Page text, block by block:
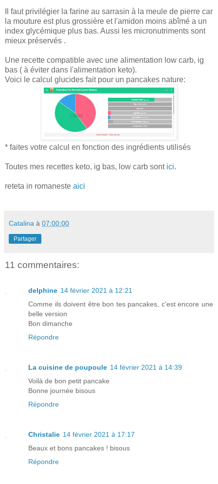
Il faut privilégier la farine au sarrasin à la meule de pierre car
la mouture est plus grossière et l'amidon moins abîmé a un
index glycémique plus bas. Aussi les micronutriments sont
mieux préservés .
Une recette compatible avec une alimentation low carb, ig
bas ( à éviter dans l'alimentation keto).
Voici le calcul glucides fait pour un pancakes nature:
* faites votre calcul en fonction des ingrédients utilisés
Toutes mes recettes keto, ig bas, low carb sont ici.
reteta in romaneste aici
Catalina à 07:00:00
Partager
11 commentaires:
delphine 14 février 2021 à 12:21
Comme ils doivent être bon tes pancakes, c'est encore une
belle version
Bon dimanche
Répondre
La cuisine de poupoule 14 février 2021 à 14:39
Voilà de bon petit pancake
Bonne journée bisous
Répondre
Christalie 14 février 2021 à 17:17
Beaux et bons pancakes ! bisous
Répondre